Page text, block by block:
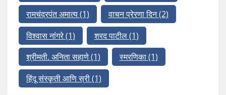
रामचंद्रपंत अमात्य(1) वाचन प्रेरणा दिन(2)
विश्वास नांगरे(1) शरद पाटील(1)
श्रीमती. अनिता सहाणे(1) स्मरणिका(1)
हिंदू संस्कृती आणि स्री(1)